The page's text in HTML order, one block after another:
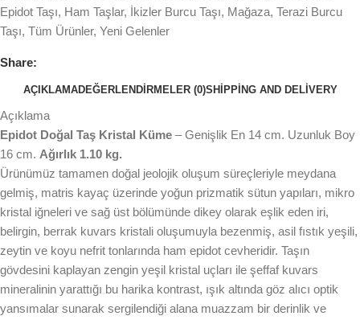
Epidot Taşı, Ham Taşlar, İkizler Burcu Taşı, Mağaza, Terazi Burcu
Taşı, Tüm Ürünler, Yeni Gelenler
Share:
AÇIKLAMADEĞERLENDIRMELER (0)SHIPPING AND DELIVERY
Açıklama
Epidot Doğal Taş Kristal Küme – Genişlik En 14 cm. Uzunluk Boy
16 cm. Ağırlık 1.10 kg.
Ürünümüz tamamen doğal jeolojik oluşum süreçleriyle meydana
gelmiş, matris kayaç üzerinde yoğun prizmatik sütun yapıları, mikro
kristal iğneleri ve sağ üst bölümünde dikey olarak eşlik eden iri,
belirgin, berrak kuvars kristali oluşumuyla bezenmiş, asil fıstık yeşili,
zeytin ve koyu nefrit tonlarında ham epidot cevheridir. Taşın
gövdesini kaplayan zengin yeşil kristal uçları ile şeffaf kuvars
mineralinin yarattığı bu harika kontrast, ışık altında göz alıcı optik
yansımalar sunarak sergilendiği alana muazzam bir derinlik ve